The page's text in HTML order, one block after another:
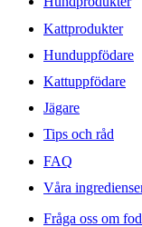
Kattprodukter
Hunduppfödare
Kattuppfödare
Jägare
Tips och råd
FAQ
Våra
Fråga oss om